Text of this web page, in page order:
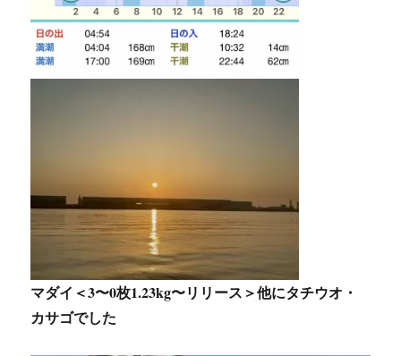
マダイ＜3〜0枚1.23kg〜リリース＞他にタチウオ・
カサゴでした